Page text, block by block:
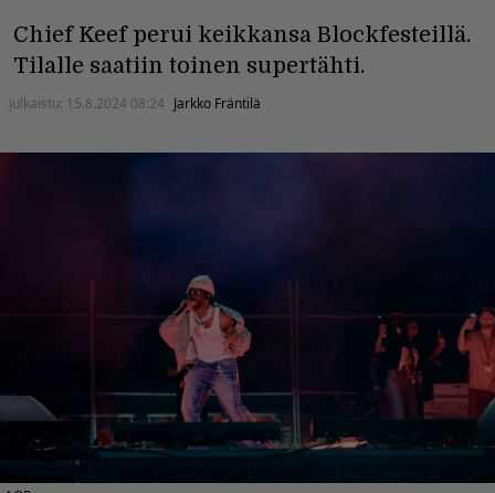
Chief Keef perui keikkansa Blockfesteillä.
Tilalle saatiin toinen supertähti.
Julkaistu: 15.8.2024 08:24 Jarkko Fräntilä